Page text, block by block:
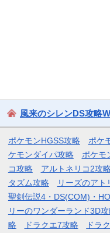
風来のシレンDS攻略
ポケモンHGSS攻略 ポケ
ケモンダイパ攻略
ポケモ
コ攻略
アルトネリコ2攻
タズム攻略
リーズのアト
聖剣伝説4・DS(COM)・
リーのワンダーランド3D
略
ドラクエ7攻略 ドラ